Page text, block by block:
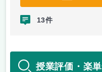
13件
授業評価・楽